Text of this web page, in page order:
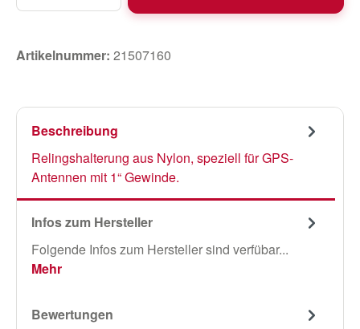
Artikelnummer: 21507160
Beschreibung
Relingshalterung aus Nylon, speziell für GPS-
Antennen mit 1“ Gewinde.
Infos zum Hersteller
Folgende Infos zum Hersteller sind verfübar...
Mehr
Bewertungen